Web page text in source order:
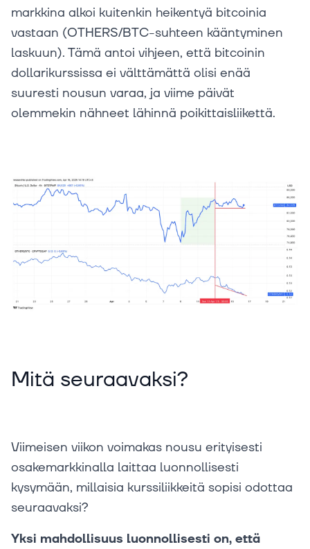
markkina alkoi kuitenkin heikentyä bitcoinia
vastaan (OTHERS/BTC-suhteen kääntyminen
laskuun). Tämä antoi vihjeen, että bitcoinin
dollarikurssissa ei välttämättä olisi enää
suuresti nousun varaa, ja viime päivät
olemmekin nähneet lähinnä poikittaisliikettä.
Mitä seuraavaksi?
Viimeisen viikon voimakas nousu erityisesti
osakemarkkinalla laittaa luonnollisesti
kysymään, millaisia kurssiliikkeitä sopisi odottaa
seuraavaksi?
Yksi mahdollisuus luonnollisesti on, että